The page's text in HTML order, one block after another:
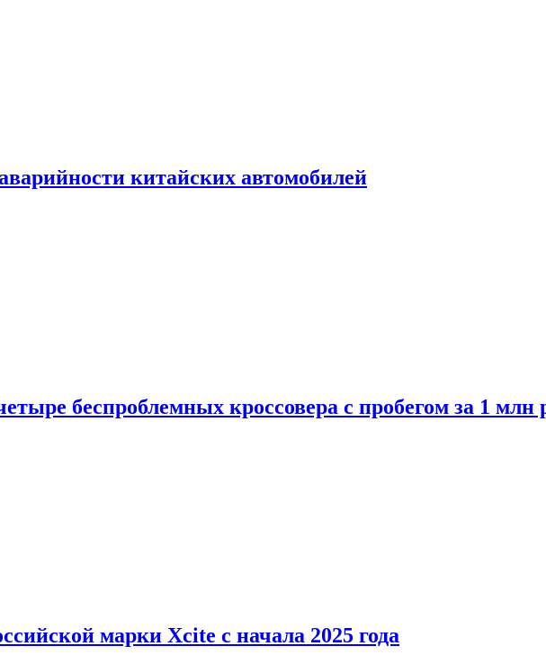
китайских автомобилей
беспроблемных кроссовера с пробегом за 1 млн
марки Xcite с начала 2025 года